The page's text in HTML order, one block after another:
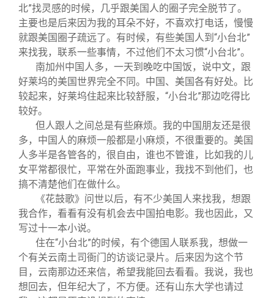
北”找灵感的时候，几乎跟美国人的圈子完全脱节了。
主要也是后来因为我的耳朵不好，不喜欢打电话，慢慢
就跟美国圈子疏远了。有时候，有些美国人到“小台北”
来找我，联系一些事情，不过他们不太习惯“小台北”。
南加州中国人多，一天到晚吃中国饭，说中文，跟
好莱坞的美国世界完全不同。中国、美国各有好处。比
较起来，好莱坞住起来比较舒服，“小台北”那边吃得比
较好。
但人跟人之间总是有些麻烦。我的中国朋友还是很
多，中国人的麻烦一般都是小麻烦，不很重要的。美国
人多半是各管各的，很自由，谁也不管谁，比如我的儿
女平常都很忙，平常在外面跑事业，我找不到他们，也
搞不清楚他们在做什么。
《花鼓歌》问世以后，有不少美国人来找我，想跟
我合作，看看有没有机会去中国拍电影。我也因此，又
写过十一本小说。
住在“小台北”的时候，有个德国人联系我，想做一
个有关云南土司衙门的访谈记录片。后来因为这个节
目，云南那边还来信，希望我能回去看看。我说，我也
想回去，但年纪大了，不方便。还有山东大学也请过